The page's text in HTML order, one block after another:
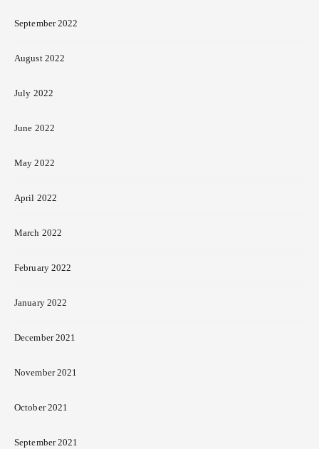
September 2022
August 2022
July 2022
June 2022
May 2022
April 2022
March 2022
February 2022
January 2022
December 2021
November 2021
October 2021
September 2021